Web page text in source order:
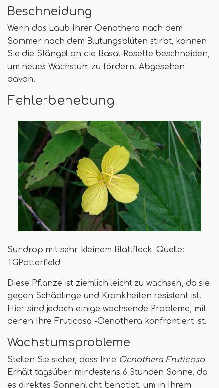
Beschneidung
Wenn das Laub Ihrer Oenothera nach dem
Sommer nach dem Blutungsblüten stirbt, können
Sie die Stängel an die Basal-Rosette beschneiden,
um neues Wachstum zu fördern. Abgesehen
davon.
Fehlerbehebung
Sundrop mit sehr kleinem Blattfleck. Quelle:
TGPotterfield
Diese Pflanze ist ziemlich leicht zu wachsen, da sie
gegen Schädlinge und Krankheiten resistent ist.
Hier sind jedoch einige wachsende Probleme, mit
denen Ihre Fruticosa -Oenothera konfrontiert ist.
Wachstumsprobleme
Stellen Sie sicher, dass Ihre Oenothera Fruticosa
Erhält tagsüber mindestens 6 Stunden Sonne, da
es direktes Sonnenlicht benötigt, um in Ihrem